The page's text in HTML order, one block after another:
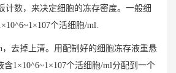
计数，来决定细胞的冻存密度。一般细
个活细胞/ml.
，去掉上清。用配制好的细胞冻存液重悬
含1×10^6~1×107个活细胞/ml分配到一个